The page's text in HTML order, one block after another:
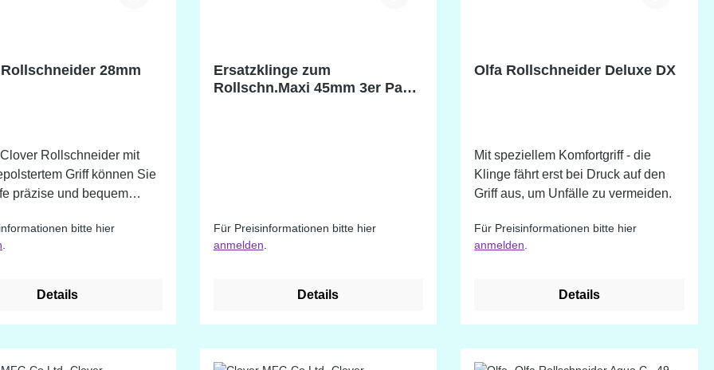
28mm
Rollschneider mit
Griff können Sie
präzise und bequem
auch im schrägen
werden. Er ist
gleichermaßen
bitte hier
Details
Ersatzklinge zum
Rollschn.Maxi 45mm 3er Pack.
Für Preisinformationen bitte hier
anmelden
Details
Olfa Rollschneider Deluxe DX
Mit speziellem Komfortgriff - die
Klinge fährt erst bei Druck auf den
Griff aus, um Unfälle zu vermeiden.
Für Preisinformationen bitte hier
anmelden
Details